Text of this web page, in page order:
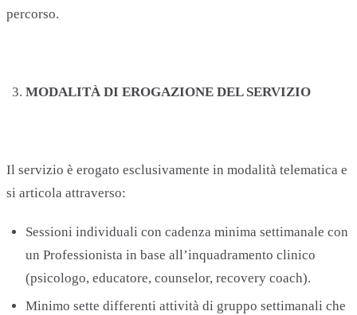
percorso.
MODALITÀ DI EROGAZIONE DEL SERVIZIO
Il servizio è erogato esclusivamente in modalità telematica e
si articola attraverso:
Sessioni individuali con cadenza minima settimanale con
un Professionista in base all’inquadramento clinico
(psicologo, educatore, counselor, recovery coach).
Minimo sette differenti attività di gruppo settimanali che